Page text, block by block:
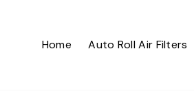
Home Auto Roll Air Filters